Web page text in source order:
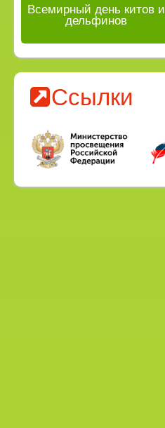
Всемирный день китов и
дельфинов
Ссылки